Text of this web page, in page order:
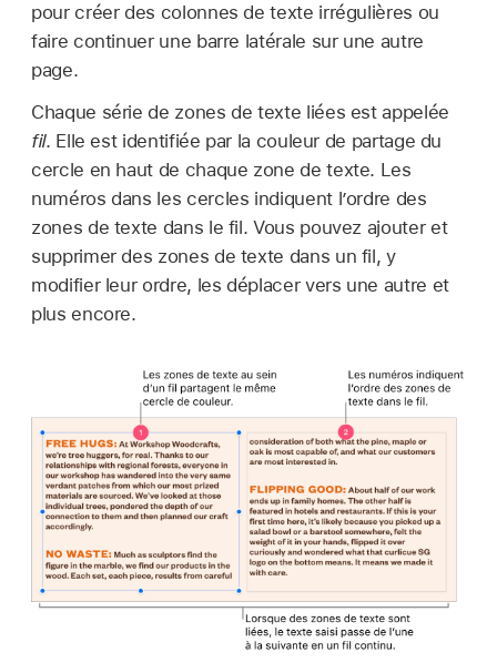
pour créer des colonnes de texte irrégulières ou
faire continuer une barre latérale sur une autre
page.
Chaque série de zones de texte liées est appelée
fil. Elle est identifiée par la couleur de partage du
cercle en haut de chaque zone de texte. Les
numéros dans les cercles indiquent l’ordre des
zones de texte dans le fil. Vous pouvez ajouter et
supprimer des zones de texte dans un fil, y
modifier leur ordre, les déplacer vers une autre et
plus encore.